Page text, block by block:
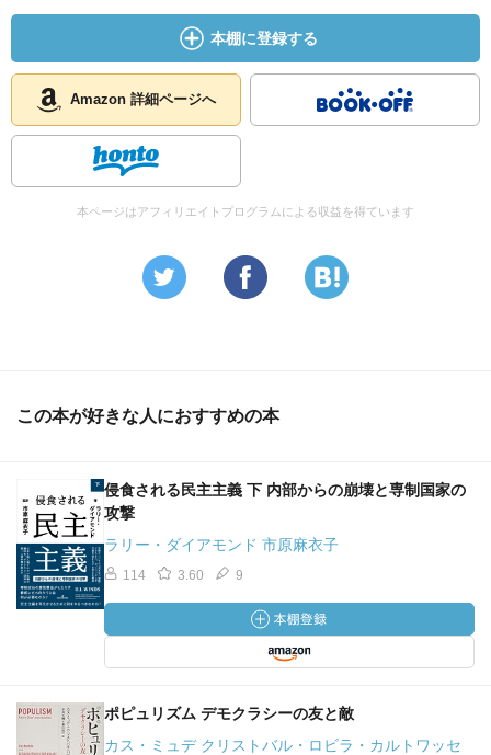
本棚に登録する
Amazon 詳細ページへ
本ページはアフィリエイトプログラムによる収益を得ています
この本が好きな人におすすめの本
侵食される民主主義 下 内部からの崩壊と専制国家の
攻撃
ラリー・ダイアモンド 市原麻衣子
114 3.60 9
ポピュリズム デモクラシーの友と敵
カス・ミュデ クリストバル・ロビラ・カルトワッセ